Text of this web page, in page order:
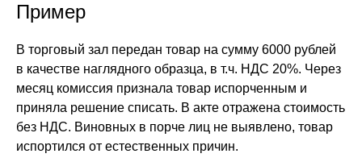
Пример
В торговый зал передан товар на сумму 6000 рублей
в качестве наглядного образца, в т.ч. НДС 20%. Через
месяц комиссия признала товар испорченным и
приняла решение списать. В акте отражена стоимость
без НДС. Виновных в порче лиц не выявлено, товар
испортился от естественных причин.